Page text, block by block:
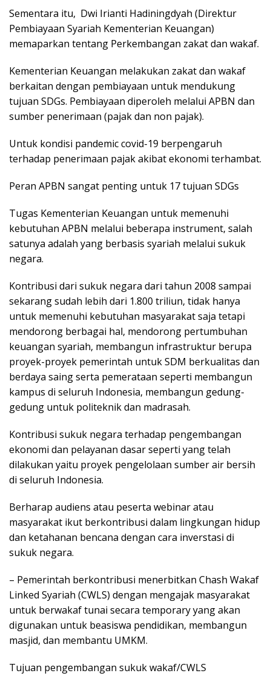
Sementara itu, Dwi Irianti Hadiningdyah (Direktur
Pembiayaan Syariah Kementerian Keuangan)
memaparkan tentang Perkembangan zakat dan wakaf.
Kementerian Keuangan melakukan zakat dan wakaf
berkaitan dengan pembiayaan untuk mendukung
tujuan SDGs. Pembiayaan diperoleh melalui APBN dan
sumber penerimaan (pajak dan non pajak).
Untuk kondisi pandemic covid-19 berpengaruh
terhadap penerimaan pajak akibat ekonomi terhambat.
Peran APBN sangat penting untuk 17 tujuan SDGs
Tugas Kementerian Keuangan untuk memenuhi
kebutuhan APBN melalui beberapa instrument, salah
satunya adalah yang berbasis syariah melalui sukuk
negara.
Kontribusi dari sukuk negara dari tahun 2008 sampai
sekarang sudah lebih dari 1.800 triliun, tidak hanya
untuk memenuhi kebutuhan masyarakat saja tetapi
mendorong berbagai hal, mendorong pertumbuhan
keuangan syariah, membangun infrastruktur berupa
proyek-proyek pemerintah untuk SDM berkualitas dan
berdaya saing serta pemerataan seperti membangun
kampus di seluruh Indonesia, membangun gedung-
gedung untuk politeknik dan madrasah.
Kontribusi sukuk negara terhadap pengembangan
ekonomi dan pelayanan dasar seperti yang telah
dilakukan yaitu proyek pengelolaan sumber air bersih
di seluruh Indonesia.
Berharap audiens atau peserta webinar atau
masyarakat ikut berkontribusi dalam lingkungan hidup
dan ketahanan bencana dengan cara inverstasi di
sukuk negara.
– Pemerintah berkontribusi menerbitkan Chash Wakaf
Linked Syariah (CWLS) dengan mengajak masyarakat
untuk berwakaf tunai secara temporary yang akan
digunakan untuk beasiswa pendidikan, membangun
masjid, dan membantu UMKM.
Tujuan pengembangan sukuk wakaf/CWLS